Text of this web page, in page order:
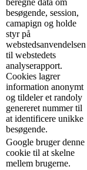
besøgende, session,
camapign og holde
styr på
webstedsanvendelsen
til webstedets
analyserapport.
Cookies lagrer
information anonymt
og tildeler et randoly
genereret nummer til
at identificere unikke
besøgende.
Google bruger denne
cookie til at skelne
mellem brugerne.